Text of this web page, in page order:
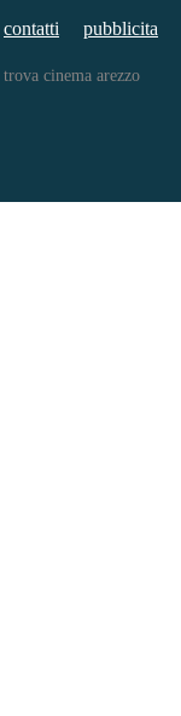
contatti pubblicita
trova cinema arezzo